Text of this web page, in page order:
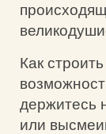
Как
держитесь
или